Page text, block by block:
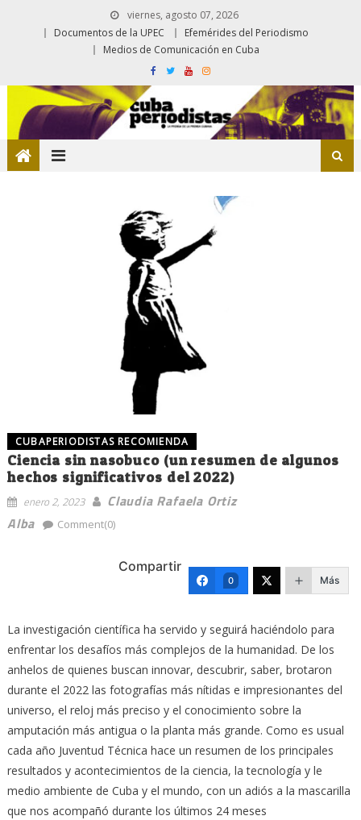
viernes, agosto 07, 2026
Documentos de la UPEC
Efemérides del Periodismo
Medios de Comunicación en Cuba
CUBAPERIODISTAS RECOMIENDA
Ciencia sin nasobuco (un resumen de algunos
hechos significativos del 2022)
enero 2, 2023
Claudia Rafaela Ortiz
Alba
Comment(0)
Compartir
0 Más
La investigación científica ha servido y seguirá haciéndolo para
enfrentar los desafíos más complejos de la humanidad. De los
anhelos de quienes buscan innovar, descubrir, saber, brotaron
durante el 2022 las fotografías más nítidas e impresionantes del
universo, el reloj más preciso y el conocimiento sobre la
amputación más antigua o la planta más grande. Como es usual
cada año Juventud Técnica hace un resumen de los principales
resultados y acontecimientos de la ciencia, la tecnología y le
medio ambiente de Cuba y el mundo, con un adiós a la mascarilla
que nos acompañó durante los últimos 24 meses